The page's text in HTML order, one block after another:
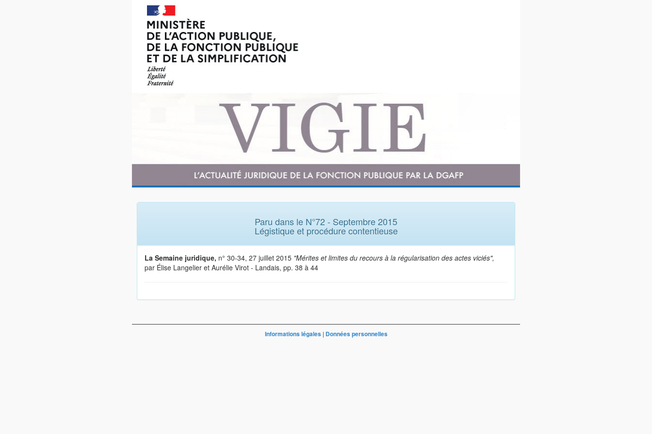
Paru dans le N°72 - Septembre 2015
Légistique et procédure contentieuse
La Semaine juridique, n° 30-34, 27 juillet 2015 "Mérites et limites du recours à la régularisation des actes viciés",
par Élise Langelier et Aurélie Virot - Landais, pp. 38 à 44
Informations légales| Données personnelles